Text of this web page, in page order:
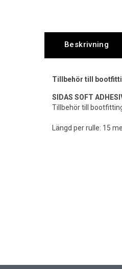
Beskrivning
Tillbehör till
SIDAS SOFT
Tillbehör till
Längd per rulle: 15